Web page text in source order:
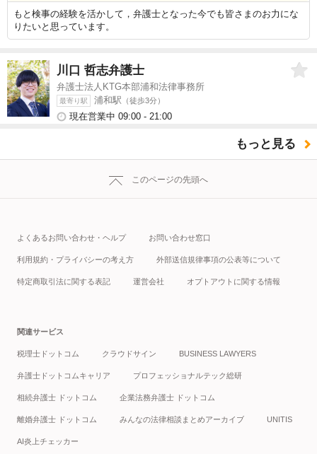
もと検事の経験を活かして，弁護士となった今でも皆さまのお力にな
りたいと思っています。
川口 哲志弁護士
弁護士法人KTG本部浦和法律事務所
最寄り駅 浦和駅 （徒歩3分）
現在営業中 09:00 - 21:00
もっと見る
このページの先頭へ
よくあるお問い合わせ・ヘルプ お問い合わせ窓口
利用規約・プライバシーの考え方 外部送信規律事項の公表等について
特定商取引法に関する表記 運営会社 オプトアウトに関する情報
関連サービス
税理士ドットコム クラウドサイン BUSINESS LAWYERS
弁護士ドットコムキャリア プロフェッショナルテック総研
相続弁護士 ドットコム 企業法務弁護士 ドットコム
離婚弁護士 ドットコム みんなの法律相談まとめアーカイブ UNITIS
AI炎上チェッカー